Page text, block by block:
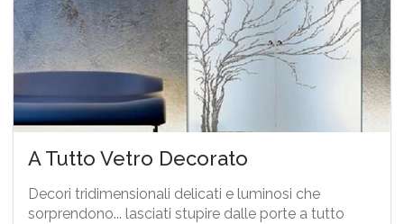
A Tutto Vetro Decorato
Decori tridimensionali delicati e luminosi che
sorprendono... lasciati stupire dalle porte a tutto